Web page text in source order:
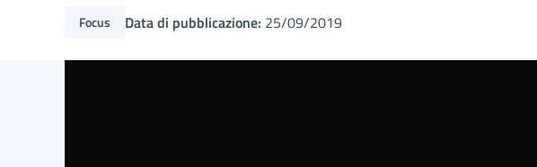
Focus Data di pubblicazione: 25/09/2019